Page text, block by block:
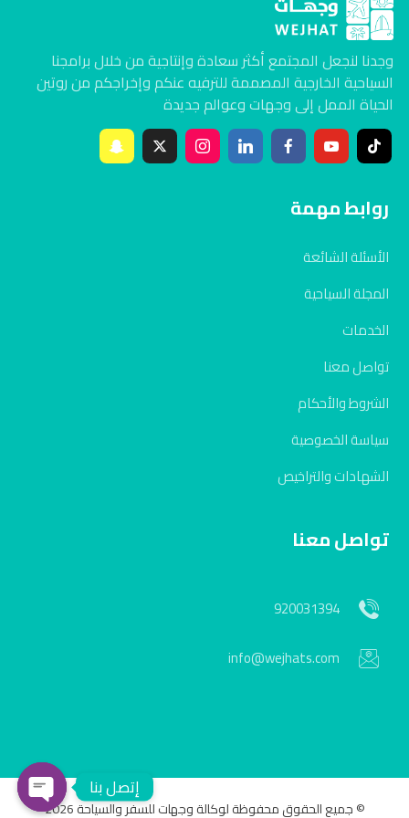
وجدنا لنجعل المجتمع أكثر سعادة وإنتاجية من خلال برامجنا
السياحية الخارجية المصممة للترفيه عنكم وإخراجكم من روتين
الحياة الممل إلى وجهات وعوالم جديدة
روابط مهمة
الأسئلة الشائعة
المجلة السياحية
الخدمات
تواصل معنا
الشروط والأحكام
سياسة الخصوصية
الشهادات والتراخيص
تواصل معنا
920031394
info@wejhats.com
© جميع الحقوق محفوظة لوكالة وجهات للسفر والسياحة 2026
إتصل بنا